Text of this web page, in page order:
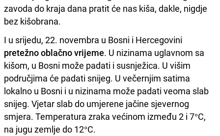
zavoda do kraja dana pratit će nas kiša, dakle, nigdje
bez kišobrana.
I u srijedu, 22. novembra u Bosni i Hercegovini
pretežno oblačno vrijeme. U nizinama uglavnom sa
kišom, u Bosni može padati i susnježica. U višim
područjima će padati snijeg. U večernjim satima
lokalno u Bosni i u nizinama može padati veoma slab
snijeg. Vjetar slab do umjerene jačine sjevernog
smjera. Temperatura zraka većinom između 2 i 7°C,
na jugu zemlje do 12°C.